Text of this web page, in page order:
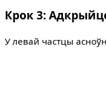
Крок 3:
У левай частцы